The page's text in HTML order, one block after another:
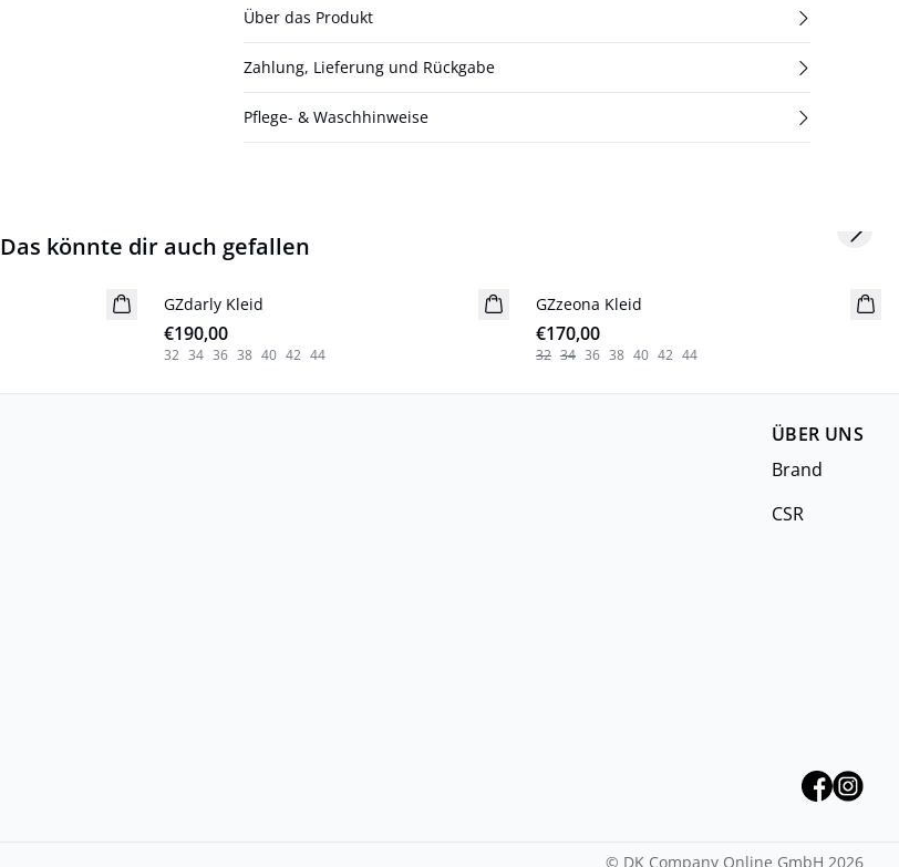
Über das Produkt
Zahlung, Lieferung und Rückgabe
Pflege- & Waschhinweise
Das könnte dir auch gefallen
Neuheiten
GZdarly Kleid
€190,00
32 34 36 38 40 42 44
Neuheiten
GZzeona Kleid
€170,00
32 34 36 38 40 42 44
Next
ÜBER UNS
Brand
CSR
© DK Company Online GmbH 2026